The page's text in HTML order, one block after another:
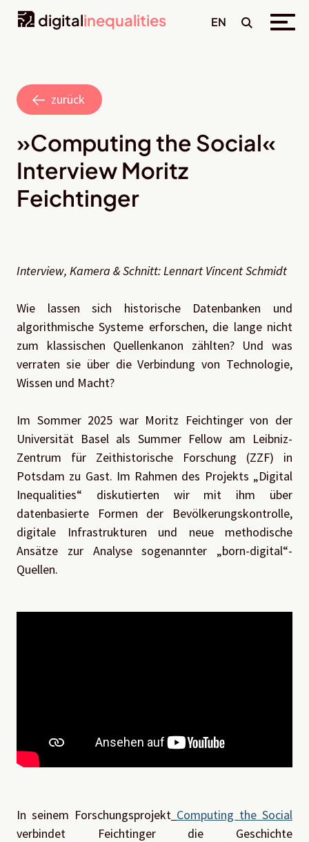
EN
digitalinequalities
zurück
»Computing the Social«
Interview Moritz
Feichtinger
Interview, Kamera & Schnitt: Lennart Vincent Schmidt
Wie lassen sich historische Datenbanken und
algorithmische Systeme erforschen, die lange nicht
zum klassischen Quellenkanon zählten? Und was
verraten sie über die Verbindung von Technologie,
Wissen und Macht?
Im Sommer 2025 war Moritz Feichtinger von der
Universität Basel als Summer Fellow am Leibniz-
Zentrum für Zeithistorische Forschung (ZZF) in
Potsdam zu Gast. Im Rahmen des Projekts „Digital
Inequalities“ diskutierten wir mit ihm über
datenbasierte Formen der Bevölkerungskontrolle,
digitale Infrastrukturen und neue methodische
Ansätze zur Analyse sogenannter „born-digital“-
Quellen.
In seinem Forschungsprojekt Computing the Social
verbindet Feichtinger die Geschichte